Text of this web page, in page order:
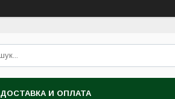
ДОСТАВКА И ОПЛАТА